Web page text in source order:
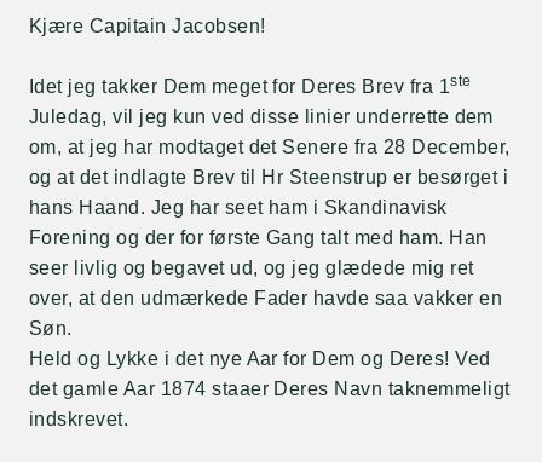
Kjære Capitain Jacobsen!
Idet jeg takker Dem meget for Deres Brev fra 1ste
Juledag, vil jeg kun ved disse linier underrette dem
om, at jeg har modtaget det Senere fra 28 December,
og at det indlagte Brev til Hr Steenstrup er besørget i
hans Haand. Jeg har seet ham i Skandinavisk
Forening og der for første Gang talt med ham. Han
seer livlig og begavet ud, og jeg glædede mig ret
over, at den udmærkede Fader havde saa vakker en
Søn.
Held og Lykke i det nye Aar for Dem og Deres! Ved
det gamle Aar 1874 staaer Deres Navn taknemmeligt
indskrevet.